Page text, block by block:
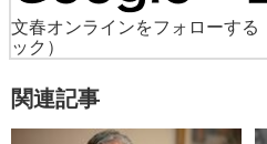
文春オンラインをフォローする
ック）
関連記事